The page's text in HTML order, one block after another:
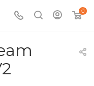
0